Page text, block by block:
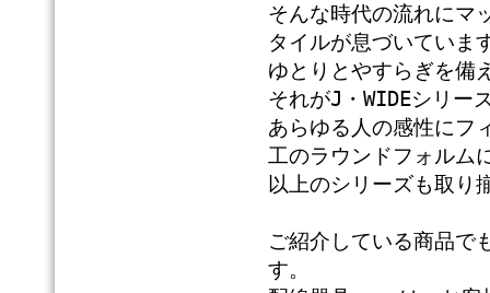
そんな時代の流れにマ
タイルが息づいていま
ゆとりとやすらぎを備
それがJ・WIDEシリー
あらゆる人の感性にフ
工のラウンドフォルム
以上のシリーズも取り
ご紹介している商品で
す。